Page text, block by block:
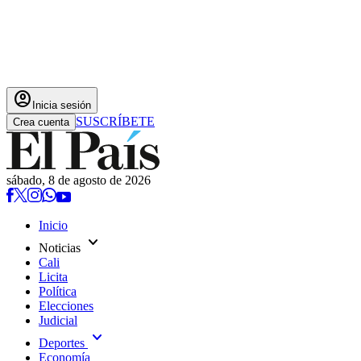
account_circle Inicia sesión
Crea cuenta SUSCRÍBETE
sábado, 8 de agosto de 2026
Inicio
Noticias expand_more
Cali
Licita
Política
Elecciones
Judicial
Deportes expand_more
Economía